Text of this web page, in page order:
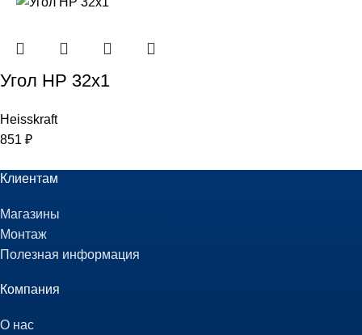
Угол НР 32х1
Heisskraft
851 ₽
Клиентам
Магазины
Монтаж
Полезная информация
Компания
О нас